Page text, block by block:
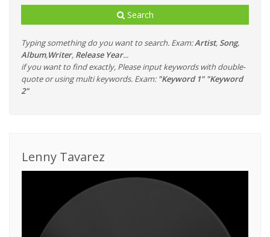
Search
Typing something do you want to search. Exam:Artist, Song,
Album,Writer, Release Year...
if you want to find exactly, Please input keywords with double-
quote or using multi keywords. Exam: "Keyword 1" "Keyword
2"
Lenny Tavarez